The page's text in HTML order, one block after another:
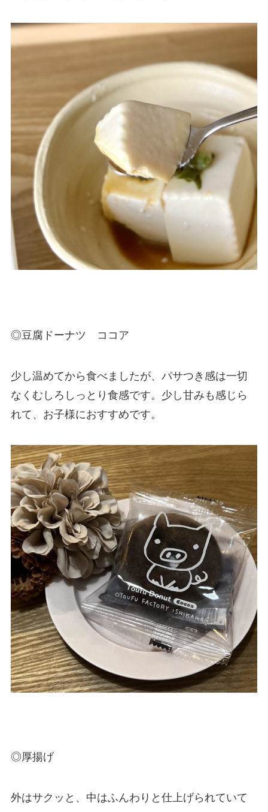
◎豆腐ドーナツ ココア
少し温めてから食べましたが、パサつき感は一切
なくむしろしっとり食感です。少し甘みも感じら
れて、お子様におすすめです。
◎厚揚げ
外はサクッと、中はふんわりと仕上げられていて